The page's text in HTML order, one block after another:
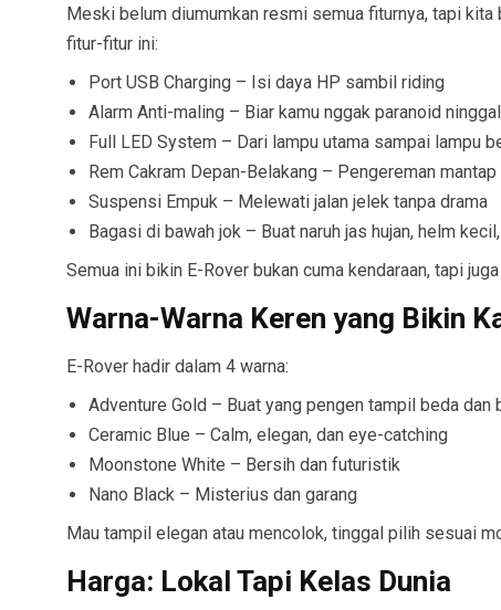
Meski belum diumumkan resmi semua fiturnya, tapi
fitur-fitur ini:
Port USB Charging – Isi daya HP sambil riding
Alarm Anti-maling – Biar kamu nggak paranoid
Full LED System – Dari lampu utama sampai lampu
Rem Cakram Depan-Belakang – Pengereman
Suspensi Empuk – Melewati jalan jelek tanpa drama
Bagasi di bawah jok – Buat naruh jas hujan, helm
Semua ini bikin E-Rover bukan cuma kendaraan, tapi
Warna-Warna Keren yang Bikin
E-Rover hadir dalam 4 warna:
Adventure Gold – Buat yang pengen tampil beda dan
Ceramic Blue – Calm, elegan, dan eye-catching
Moonstone White – Bersih dan futuristik
Nano Black – Misterius dan garang
Mau tampil elegan atau mencolok, tinggal pilih sesuai
Harga: Lokal Tapi Kelas Dunia